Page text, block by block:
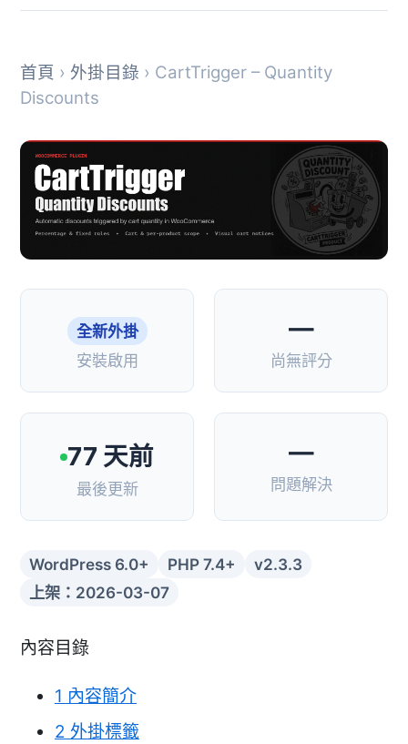
首頁 › 外掛目錄 › CartTrigger – Quantity
Discounts
全新外掛
安裝啟用
—
尚無評分
77 天前
最後更新
—
問題解決
WordPress 6.0+ PHP 7.4+
v2.3.3
上架：2026-03-07
內容目錄
1 內容簡介
2 外掛標籤